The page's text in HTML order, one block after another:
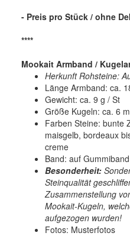
- Preis pro Stück / ohne
****
Mookait Armband /
Herkunft Rohsteine:
Länge Armband: ca.
Gewicht: ca. 9 g / St
Größe Kugeln: ca. 6
Farben Steine: bunte
maisgelb, bordeaux
creme
Band: auf
Besonderheit:
Steinqualität
Zusammenstellung
Mookait-Kugeln,
aufgezogen wurden!
Fotos: Musterfotos